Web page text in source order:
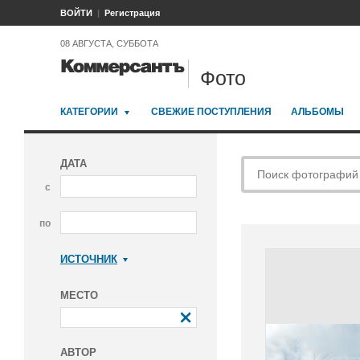
ВОЙТИ Регистрация
08 АВГУСТА, СУББОТА
Фото
КАТЕГОРИИ СВЕЖИЕ ПОСТУПЛЕНИЯ АЛЬБОМЫ
ДАТА
с
по
ИСТОЧНИК
МЕСТО
АВТОР